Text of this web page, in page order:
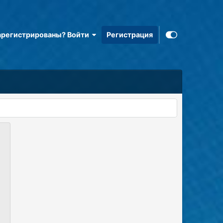
Войти Регистрация